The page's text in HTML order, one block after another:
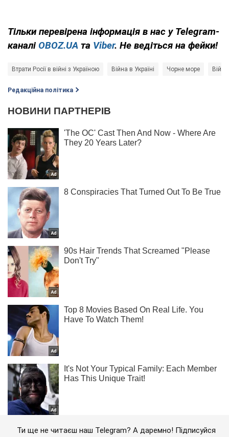
Тільки перевірена інформація в нас у Telegram-
каналі OBOZ.UA та Viber. Не ведіться на фейки!
Втрати Росії в війні з Україною Війна в Україні Чорне море
Редакційна політика
Ти ще не читаєш наш Telegram? А даремно! Підписуйся